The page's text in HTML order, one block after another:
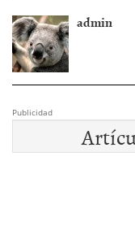
admin
Publicidad